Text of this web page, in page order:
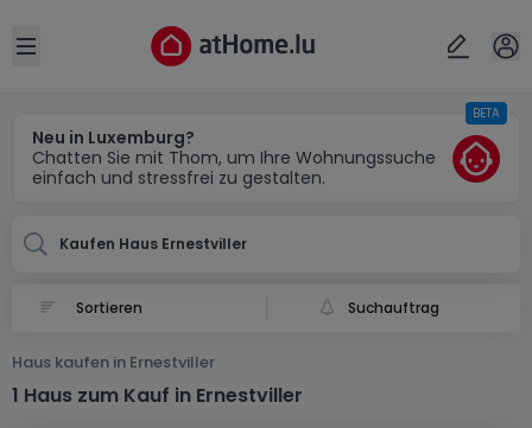
Open sidebar
Neu in Luxemburg?
Chatten Sie mit Thom, um Ihre Wohnungssuche
einfach und stressfrei zu gestalten.
BETA
Kaufen Haus Ernestviller
Suchauftrag
Haus kaufen in Ernestviller
1 Haus zum Kauf in Ernestviller
Ort
Abbrechen ok